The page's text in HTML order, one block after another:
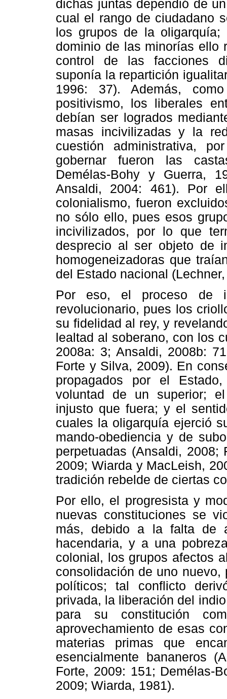
dichas juntas dependió de
cual el rango de ciudadano
los grupos de la
dominio de las minorías ello
control de las facciones
suponía la repartición
1996: 37). Además,
positivismo, los liberales
debían ser logrados
masas incivilizadas y la
cuestión administrativa,
gobernar fueron las
Demélas-Bohy y Guerra,
Ansaldi, 2004: 461). Por
colonialismo, fueron
no sólo ello, pues esos
incivilizados, por lo que
desprecio al ser objeto de
homogeneizadoras que
del Estado nacional
Por eso, el proceso de
revolucionario, pues los
su fidelidad al rey, y
lealtad al soberano, con los
2008a: 3; Ansaldi, 2008b:
Forte y Silva, 2009). En
propagados por el
voluntad de un superior;
injusto que fuera; y el
cuales la oligarquía ejerció
mando-obediencia y de
perpetuadas (Ansaldi,
2009; Wiarda y MacLeish,
tradición rebelde de ciertas
Por ello, el progresista y
nuevas constituciones se
más, debido a la falta de
hacendaria, y a una
colonial, los grupos afectos
consolidación de uno nuevo,
políticos; tal conflicto
privada, la liberación del
para su constitución
aprovechamiento de esas
materias primas que
esencialmente bananeros
Forte, 2009: 151; Demélas-
2009; Wiarda, 1981).